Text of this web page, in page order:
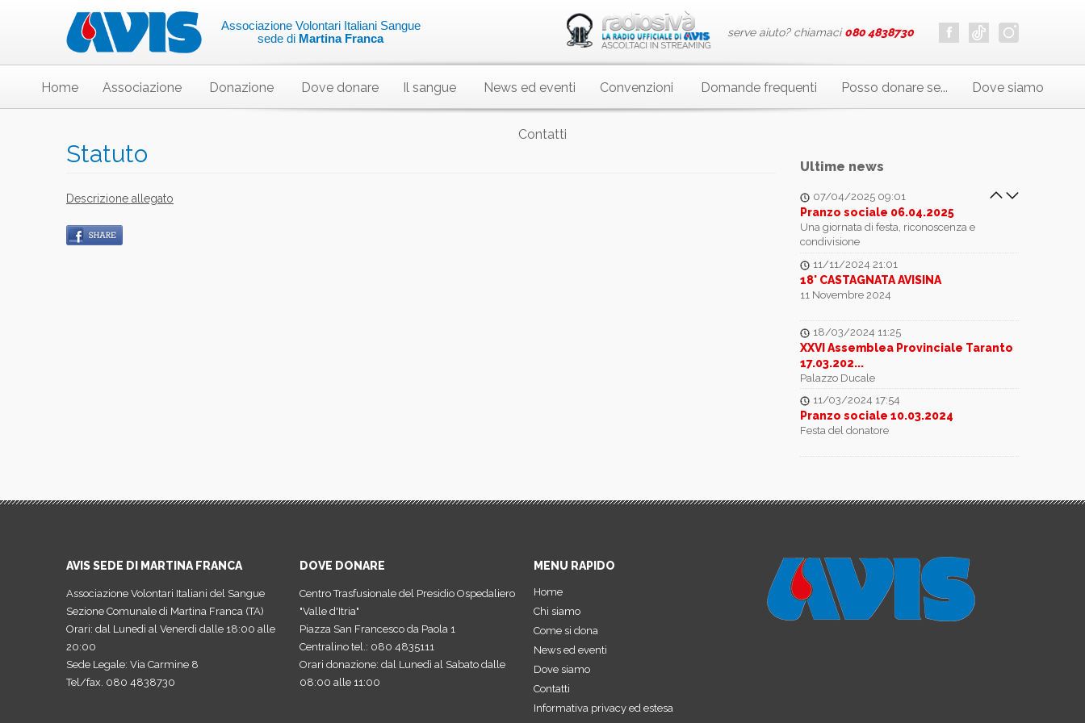
Associazione Volontari Italiani Sangue
sede di Martina Franca serve aiuto? chiamaci080 4838730
Home Associazione Donazione Dove donare Il sangue News ed eventi Convenzioni Domande frequenti Posso donare se... Dove siamo
Contatti
Statuto
Descrizione allegato
Ultime news
Presso la chiesa REGINA MUNDI
Un gesto d´amore per la Festa della Mamma
e i festeggiamenti della Sanità...
Un anno di crescita, emozioni e impegno con
Sofia e Chiara
07/04/2025 09:01
Pranzo sociale 06.04.2025
Una giornata di festa, riconoscenza e
condivisione
11/11/2024 21:01
18' CASTAGNATA AVISINA
11 Novembre 2024
18/03/2024 11:25
XXVI Assemblea Provinciale Taranto
17.03.202...
Palazzo Ducale
11/03/2024 17:54
Pranzo sociale 10.03.2024
Festa del donatore
Assemblea e riconoscimento ai soci donatori
In onore dei festeggiamenti di San Martino
19/06/2023 19:47
Pellegrinaggio a Pompei 18.06.2023
AVIS SEDE DI MARTINA FRANCA
Associazione Volontari Italiani del Sangue
Sezione Comunale di Martina Franca (TA)
Orari: dal Lunedì al Venerdì dalle 18:00 alle
20:00
Sede Legale: Via Carmine 8
Tel/fax. 080 4838730
DOVE DONARE
Centro Trasfusionale del Presidio Ospedaliero
"Valle d'Itria"
Piazza San Francesco da Paola 1
Centralino tel.: 080 4835111
Orari donazione: dal Lunedì al Sabato dalle
08:00 alle 11:00
MENU RAPIDO
Home
Chi siamo
Come si dona
News ed eventi
Dove siamo
Contatti
Informativa privacy ed estesa